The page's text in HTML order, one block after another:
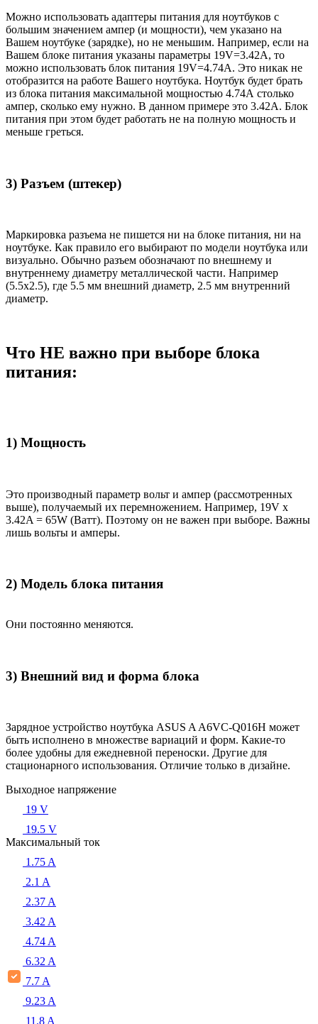
Можно использовать адаптеры питания для ноутбуков с
большим значением ампер (и мощности), чем указано на
Вашем ноутбуке (зарядке), но не меньшим. Например, если на
Вашем блоке питания указаны параметры 19V=3.42A, то
можно использовать блок питания 19V=4.74A. Это никак не
отобразится на работе Вашего ноутбука. Ноутбук будет брать
из блока питания максимальной мощностью 4.74А столько
ампер, сколько ему нужно. В данном примере это 3.42А. Блок
питания при этом будет работать не на полную мощность и
меньше греться.
3) Разъем (штекер)
Маркировка разъема не пишется ни на блоке питания, ни на
ноутбуке. Как правило его выбирают по модели ноутбука или
визуально. Обычно разъем обозначают по внешнему и
внутреннему диаметру металлической части. Например
(5.5x2.5), где 5.5 мм внешний диаметр, 2.5 мм внутренний
диаметр.
Что НЕ важно при выборе блока
питания:
1) Мощность
Это производный параметр вольт и ампер (рассмотренных
выше), получаемый их перемножением. Например, 19V x
3.42A = 65W (Ватт). Поэтому он не важен при выборе. Важны
лишь вольты и амперы.
2) Модель блока питания
Они постоянно меняются.
3) Внешний вид и форма блока
Зарядное устройство ноутбука ASUS A A6VC-Q016H может
быть исполнено в множестве вариаций и форм. Какие-то
более удобны для ежедневной переноски. Другие для
стационарного использования. Отличие только в дизайне.
Выходное напряжение
19 V
19.5 V
Максимальный ток
1.75 A
2.1 A
2.37 A
3.42 A
4.74 A
6.32 A
7.7 A
9.23 A
11.8 A